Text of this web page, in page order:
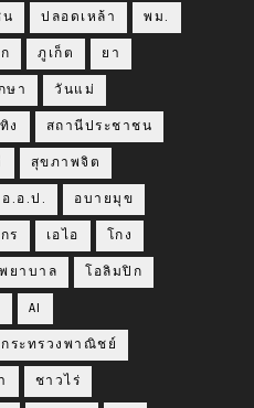
น ปลอดเหล้า พม.
ภูเก็ต ยา
ษา วันแม่
ง สถานีประชาชน
สุขภาพจิต
อ.อ.ป. อบายมุข
ร เอไอ โกง
ยาบาล โอลิมปิก
AI
กระทรวงพาณิชย์
ชาวไร่